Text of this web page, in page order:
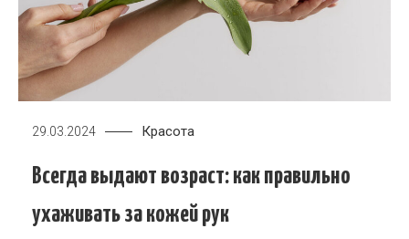
29.03.2024 Красота
Всегда выдают возраст: как правильно
ухаживать за кожей рук